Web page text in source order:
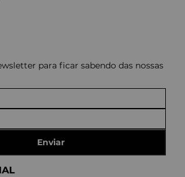
para ficar sabendo das nossas
Enviar